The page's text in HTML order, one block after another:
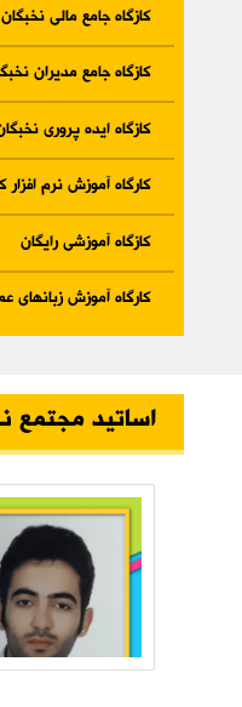
کازگاه جامع مالی نخبگان
کازگاه جامع مدیران
کازگاه ایده پروری
کارگاه آموزش نرم افزار
کازگاه آموزشی رایگان
کارگاه آموزش زبانهای
اساتید مجتمع